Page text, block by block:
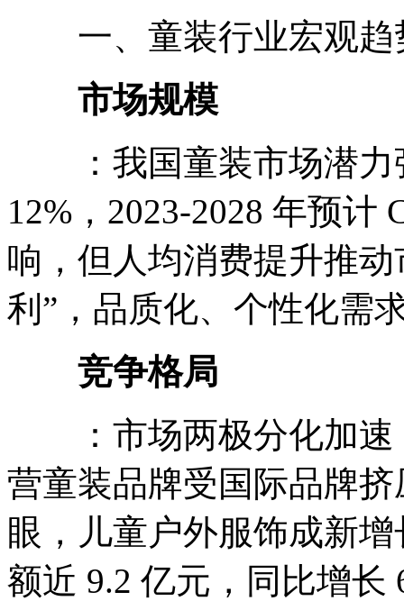
一、童装行业宏观趋
市场规模
：我国童装市场潜力
12%，2023-2028 年预计
响，但人均消费提升推
利”，品质化、个性化需
竞争格局
：市场两极分化加速
营童装品牌受国际品牌
眼，儿童户外服饰成新
额近 9.2 亿元，同比增长